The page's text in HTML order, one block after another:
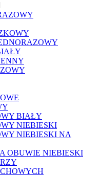
BIAŁY
NIEBIESKI
NIEBIESKI NA
OBUWIE NIEBIESKI